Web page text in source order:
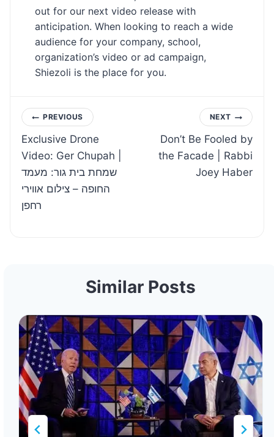
out for our next video release with
anticipation. When looking to reach a wide
audience for your company, school,
organization’s video or ad campaign,
Shiezoli is the place for you.
Post
navigation
PREVIOUS
Exclusive Drone
Video: Ger Chupah |
שמחת בית גור: מעמד
החופה – צילום אווירי
רחפן
NEXT
Don’t Be Fooled by
the Facade | Rabbi
Joey Haber
Similar Posts